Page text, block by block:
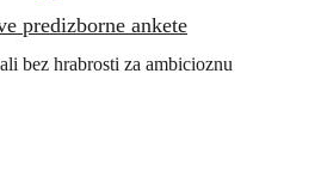
predizborne ankete
bez hrabrosti za ambicioznu